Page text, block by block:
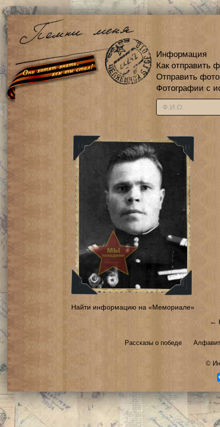
Информация
Как отправить
Отправить
Фотографии с
Найти информацию на «Мемориале»
←
Рассказы о победе
©